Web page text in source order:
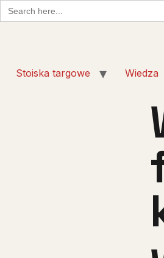
Search
for:
Stoiska targowe Wiedza